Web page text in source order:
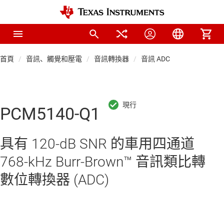
首頁 音訊、觸覺和壓電 音訊轉換器 音訊 ADC
PCM5140-Q1
具有 120-dB SNR 的車用四通道
768-kHz Burr-Brown™ 音訊類比轉
數位轉換器 (ADC)